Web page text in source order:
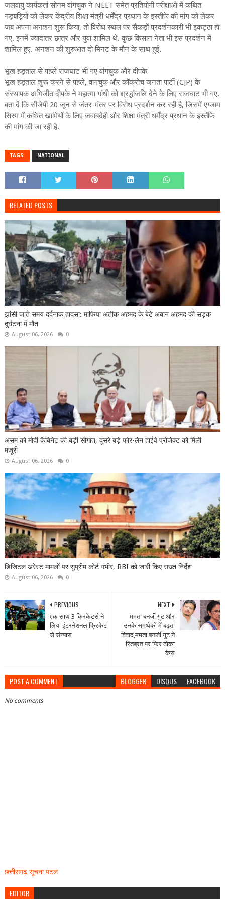
जलवायु कार्यकर्ता सोनम वांगचुक ने NEET समेत प्रतियोगी परीक्षाओं में कथित
गड़बड़ियों को लेकर केंद्रीय शिक्षा मंत्री धर्मेंद्र प्रधान के इस्तीफे की मांग को लेकर
जब अपना अनशन शुरू किया, तो विरोध स्थल पर सैकड़ों प्रदर्शनकारी भी इकट्ठा हो
गए. इनमें ज्यादातर छात्र और युवा शामिल थे. कुछ किसान नेता भी इस प्रदर्शन में
शामिल हुए. अनशन की शुरुआत दो मिनट के मौन के साथ हुई.
भूख हड़ताल से पहले राजघाट भी गए वांगचुक और दीपके
भूख हड़ताल शुरू करने से पहले, वांगचुक और कॉकरोच जनता पार्टी (CJP) के
संस्थापक अभिजीत दीपके ने महात्मा गांधी को श्रद्धांजलि देने के लिए राजघाट भी गए.
बता दें कि सीजेपी 20 जून से जंतर-मंतर पर विरोध प्रदर्शन कर रही है, जिसमें एग्जाम
सिस्म में कथित खामियों के लिए जवाबदेही और शिक्षा मंत्री धर्मेंद्र प्रधान के इस्तीफे
की मांग की जा रही है.
TAGS: NATIONAL
RELATED POSTS
झांसी जाते समय दर्दनाक हादसा: माफिया अतीक अहमद के बेटे अबान अहमद की सड़क
दुर्घटना में मौत
August 06, 2026 0
असम को मोदी कैबिनेट की बड़ी सौगात, दूसरे बड़े फोर-लेन हाईवे प्रोजेक्ट को मिली
मंजूरी
August 06, 2026 0
डिजिटल अरेस्ट मामलों पर सुप्रीम कोर्ट गंभीर, RBI को जारी किए सख्त निर्देश
August 06, 2026 0
NEXT
ममता बनर्जी गुट और
उनके समर्थकों में बढ़ता
विवाद,ममता बनर्जी गुट ने
रितब्रत पर फिर ठोका
केस
PREVIOUS
एक साथ 3 क्रिकेटर्स ने
लिया इंटरनेशनल क्रिकेट
से संन्यास
POST A COMMENT BLOGGER DISQUS FACEBOOK
No comments
छत्तीसगढ़ सूचना पटल
EDITOR